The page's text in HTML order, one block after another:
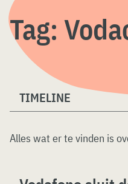
Tag:
TIMELINE
Alles wat er te vinden is